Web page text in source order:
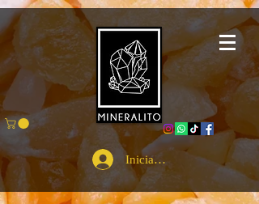
Iniciar sesión